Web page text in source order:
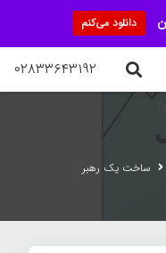
۰۲۸۳۳۶۴۳۱۹۲
ساخت یک رهبر
دانلود می‌کنم